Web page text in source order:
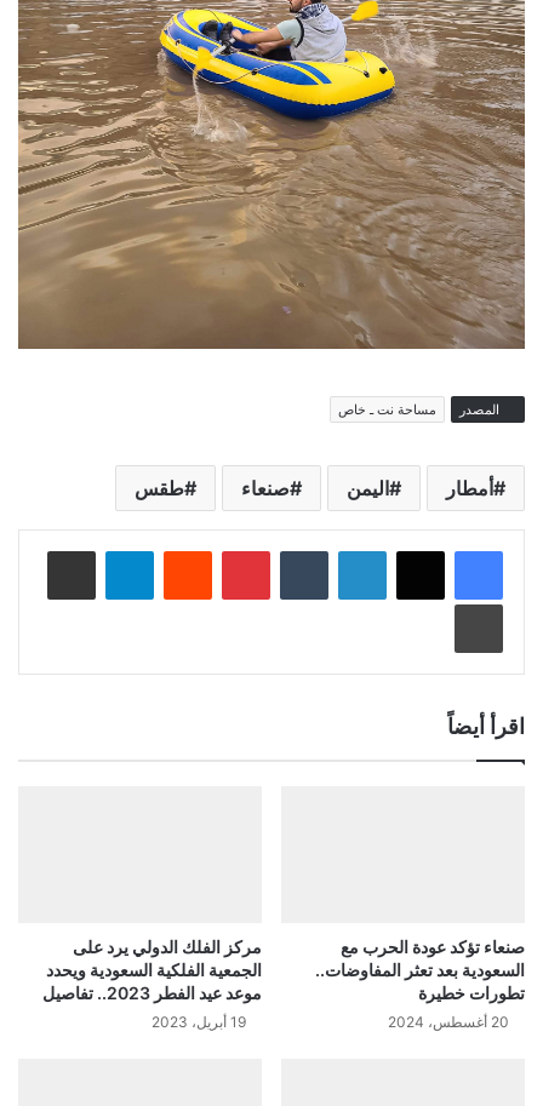
المصدر مساحة نت ـ خاص
أمطار اليمن صنعاء طقس
لينكدإن بينتيريست
اقرأ أيضاً
صنعاء تؤكد عودة الحرب مع
السعودية بعد تعثر المفاوضات..
تطورات خطيرة
20 أغسطس، 2024
مركز الفلك الدولي يرد على
الجمعية الفلكية السعودية ويحدد
موعد عيد الفطر 2023.. تفاصيل
19 أبريل، 2023